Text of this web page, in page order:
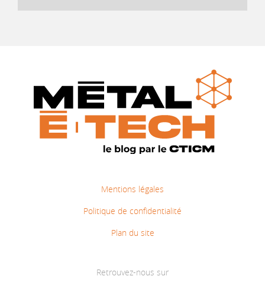
Mentions légales
Politique de confidentialité
Plan du site
Retrouvez-nous sur